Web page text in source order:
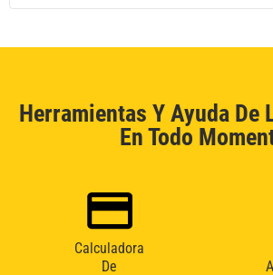
Herramientas Y Ayuda De
En Todo
Calculadora
De